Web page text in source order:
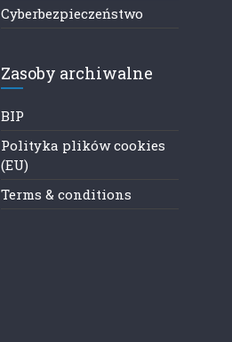
Cyberbezpieczeństwo
Zasoby archiwalne
BIP
Polityka plików cookies
(EU)
Terms & conditions